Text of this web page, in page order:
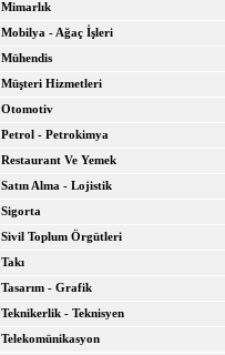
Mimarlık
Mobilya - Ağaç İşleri
Mühendis
Müşteri Hizmetleri
Otomotiv
Petrol - Petrokimya
Restaurant Ve Yemek
Satın Alma - Lojistik
Sigorta
Sivil Toplum Örgütleri
Takı
Tasarım - Grafik
Teknikerlik - Teknisyen
Telekomünikasyon